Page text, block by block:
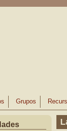
Grupos